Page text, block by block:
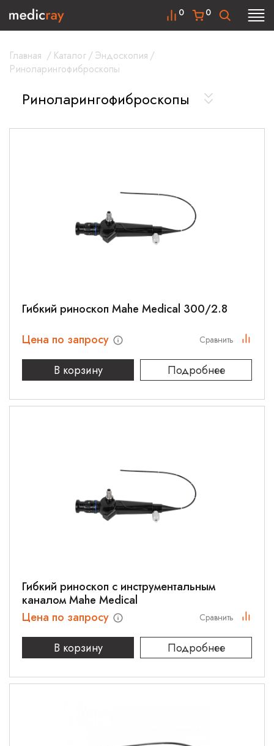
0
0
Главная / Каталог/Эндоскопия /
Риноларингофиброскопы
Риноларингофиброскопы
Гибкий риноскоп Mahe Medical 300/2.8
Цена по запросу
В корзину
Подробнее
Сравнить
Гибкий риноскоп с инструментальным
каналом Mahe Medical
Цена по запросу
В корзину
Подробнее
Сравнить